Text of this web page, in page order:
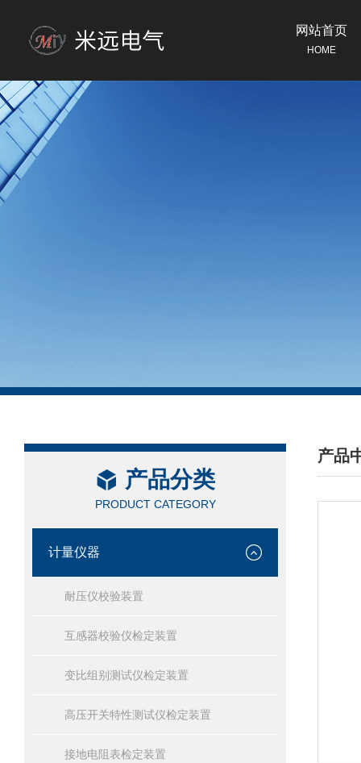
网站首页
HOME
产品分类
PRODUCT CATEGORY
计量仪器
耐压仪校验装置
互感器校验仪检定装置
变比组别测试仪检定装置
高压开关特性测试仪检定装置
接地电阻表检定装置
产品
/